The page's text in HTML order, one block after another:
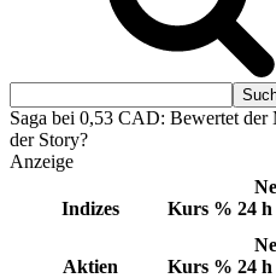
Saga bei 0,53 CAD: Bewertet
der Story?
Anzeige
Indizes Kurs % 24
Aktien Kurs % 24